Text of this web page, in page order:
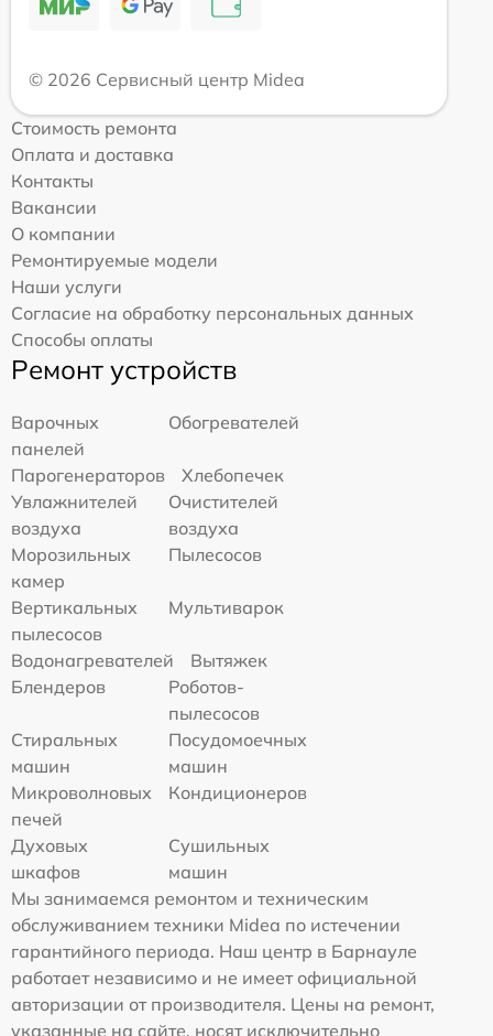
© 2026 Сервисный центр Midea
Стоимость ремонта
Оплата и доставка
Контакты
Вакансии
О компании
Ремонтируемые модели
Наши услуги
Согласие на обработку персональных данных
Способы оплаты
Ремонт устройств
Варочных
панелей
Обогревателей
Парогенераторов
Хлебопечек
Увлажнителей
воздуха
Очистителей
воздуха
Морозильных
камер
Пылесосов
Вертикальных
пылесосов
Мультиварок
Водонагревателей
Вытяжек
Блендеров
Роботов-
пылесосов
Стиральных
машин
Посудомоечных
машин
Микроволновых
печей
Кондиционеров
Духовых
шкафов
Сушильных
машин
Мы занимаемся ремонтом и техническим
обслуживанием техники Midea по истечении
гарантийного периода. Наш центр в Барнауле
работает независимо и не имеет официальной
авторизации от производителя. Цены на ремонт,
указанные на сайте, носят исключительно